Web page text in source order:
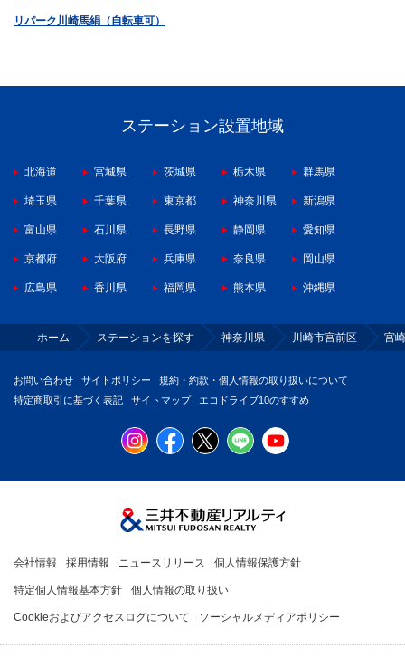
リパーク川崎馬絹（自転車可）
ステーション設置地域
北海道 宮城県 茨城県 栃木県 群馬県
埼玉県 千葉県 東京都 神奈川県 新潟県
富山県 石川県 長野県 静岡県 愛知県
京都府 大阪府 兵庫県 奈良県 岡山県
広島県 香川県 福岡県 熊本県 沖縄県
ホーム ステーションを探す 神奈川県 川崎市宮前区 宮
お問い合わせ サイトポリシー
規約・約款・個人情報の取り扱いについて
特定商取引に基づく表記
サイトマップ エコドライブ10のすすめ
会社情報 採用情報 ニュースリリース 個人情報保護方針
特定個人情報基本方針 個人情報の取り扱い
Cookieおよびアクセスログについて ソーシャルメディアポリシー